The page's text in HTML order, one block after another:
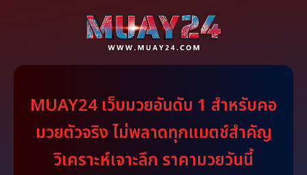
MUAY24 เว็บมวยอันดับ 1 สำหรับคอ
มวยตัวจริง ไม่พลาดทุกแมตช์สำคัญ
วิเคราะห์เจาะลึก ราคามวยวันนี้